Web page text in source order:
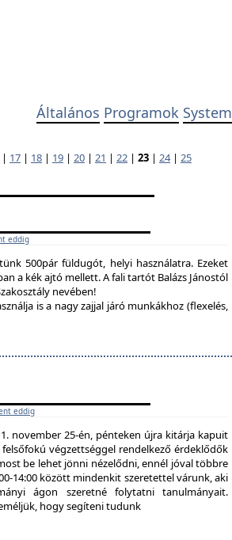
Általános Programok System
| 17 | 18 | 19 | 20 | 21 | 22 | 23 | 24| 25
eddig
500pár füldugót, helyi használatra. Ezeket
a kék ajtó mellett. A fali tartót Balázs Jánostól
nevében!
is a nagy zajjal járó munkákhoz (flexelés,
eddig
november 25-én, pénteken újra kitárja kapuit
végzettséggel rendelkező érdeklődők
be lehet jönni nézelődni, ennél jóval többre
14:00 között mindenkit szeretettel várunk, aki
ágon szeretné folytatni tanulmányait.
hogy segíteni tudunk